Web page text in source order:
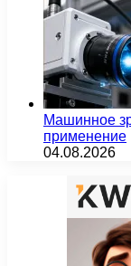
Машинное
применение
04.08.2026